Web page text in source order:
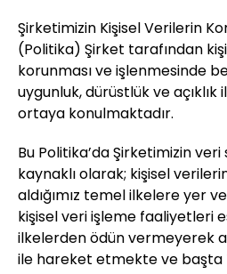
Şirketimizin Kişisel Verilerin
(Politika) Şirket tarafından
korunması ve işlenmesinde
uygunluk, dürüstlük ve
ortaya konulmaktadır.
Bu Politika’da Şirketimizin
kaynaklı olarak; kişisel
aldığımız temel ilkelere yer
kişisel veri işleme faaliyetleri
ilkelerden ödün vermeyerek
ile hareket etmekte ve başta